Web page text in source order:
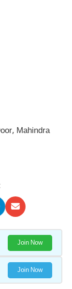
, Mahindra
Join Now
Join Now